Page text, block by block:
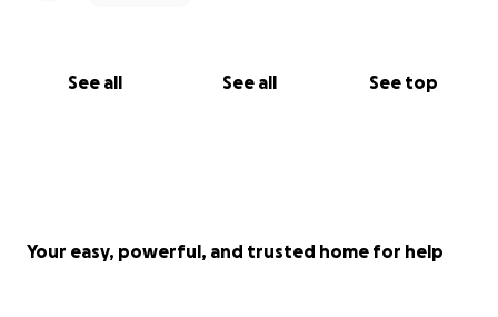
See all See all See top
Your easy, powerful, and trusted home for help